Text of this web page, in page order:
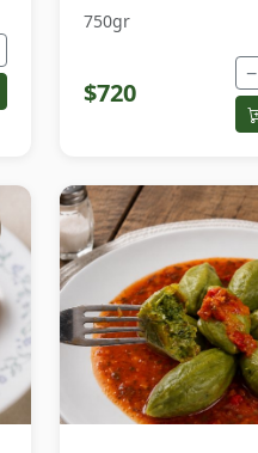
750gr
$720
−